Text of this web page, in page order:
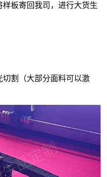
板寄回我司，进行大货生
割（大部分面料可以激